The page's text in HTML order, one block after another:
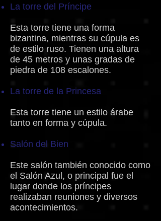
La torre del Príncipe
Esta torre tiene una forma
bizantina, mientras su cúpula es
de estilo ruso. Tienen una altura
de 45 metros y unas gradas de
piedra de 108 escalones.
La torre de la Princesa
Esta torre tiene un estilo árabe
tanto en forma y cúpula.
Salón del Bien
Este salón también conocido como
el Salón Azul, o principal fue el
lugar donde los príncipes
realizaban reuniones y diversos
acontecimientos.